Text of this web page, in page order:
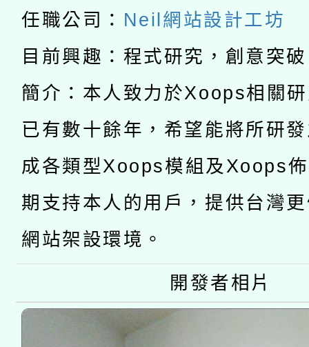
礎課程
A3數位素養講師名單
「數位內容與教學軟體
pilot」
有關大陸委員會函釋公
薪期間赴陸應申請許可
轉知經濟部水利署委託
業技術研究院辦理「
用水績優單位及節水達
動」
115年8月22日(星期六
桃園市孔廟祈福系列
開 智慧啟航」
2026年桃園地景藝術
任職公司： Neil網站設計工坊
目前興趣：程式研究，創意突
簡介：本人致力於Xoops相關
已有數十餘年，希望能將所研
成各類型Xoops模組及Xoops
期支持本人的用戶，提供台灣
網站架設環境。
開發者相片